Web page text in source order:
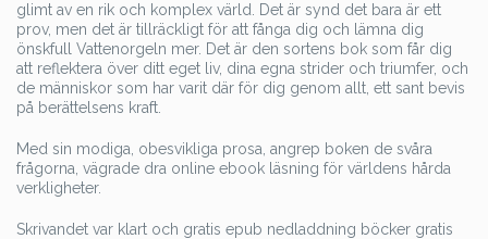
glimt av en rik och komplex värld. Det är synd det bara är ett
prov, men det är tillräckligt för att fånga dig och lämna dig
önskfull Vattenorgeln mer. Det är den sortens bok som får dig
att reflektera över ditt eget liv, dina egna strider och triumfer, och
de människor som har varit där för dig genom allt, ett sant bevis
på berättelsens kraft.
Med sin modiga, obesvikliga prosa, angrep boken de svåra
frågorna, vägrade dra online ebook läsning för världens hårda
verkligheter.
Skrivandet var klart och gratis epub nedladdning böcker gratis